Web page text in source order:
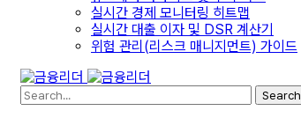
실시간 경제 모니터링 히트맵
실시간 대출 이자 및 DSR 계산기
위험 관리(리스크 매니지먼트) 가이드
Search